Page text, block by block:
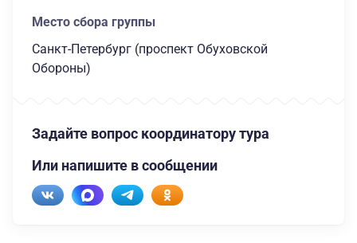
Место сбора группы
Санкт-Петербург (проспект Обуховской
Обороны)
Задайте вопрос координатору тура
Или напишите в сообщении